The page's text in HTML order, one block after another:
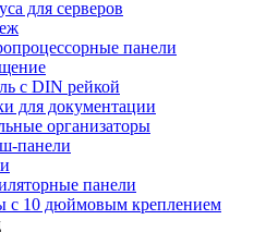
для серверов
панели
с DIN рейкой
для документации
организаторы
панели
панели
с 10 дюймовым креплением